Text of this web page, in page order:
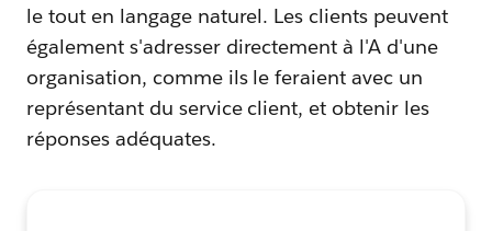
le tout en langage naturel. Les clients peuvent
également s'adresser directement à l'A d'une
organisation, comme ils le feraient avec un
représentant du service client, et obtenir les
réponses adéquates.